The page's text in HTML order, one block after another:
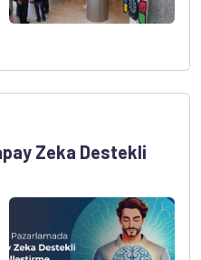
Zeka Destekli